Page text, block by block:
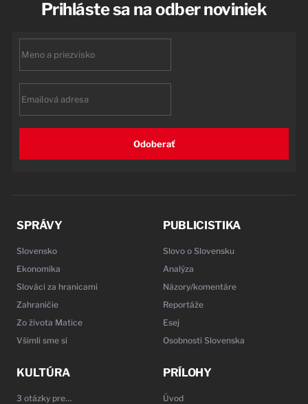
Prihláste sa na odber noviniek
Odoberať
SPRÁVY
Slovensko
Ekonomika
Slováci za hranicami
Zahraničie
Zo života Matice
Všimli sme si
PUBLICISTIKA
Slovo o Slovensku
Analýza
Názory/komentáre
Reportáže
Esej
Osobnosti Slovenska
KULTÚRA
3 otázky pre…
PRÍLOHY
Úvod